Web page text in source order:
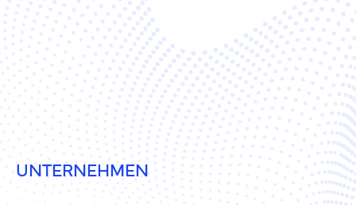
UNTERNEHMEN